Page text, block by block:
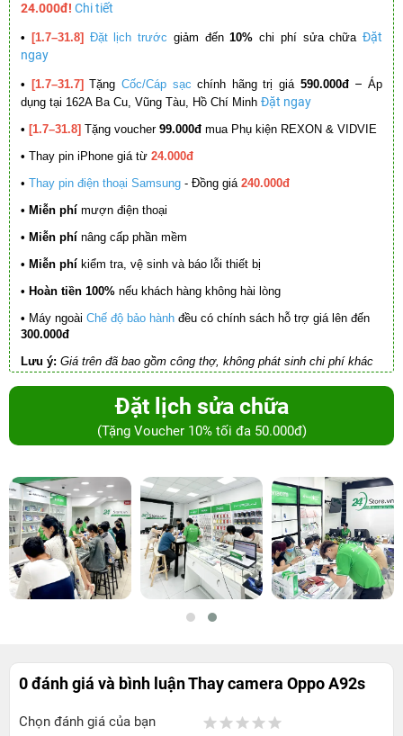
24.000đ! Chi tiết
• [1.7–31.8] Đặt lịch trước giảm đến10% chi phí sửa chữa Đặt
ngay
• [1.7–31.7] Tặng Cốc/Cáp sạc chính hãng trị giá 590.000đ –Áp
dụng tại 162A Ba Cu, Vũng Tàu, Hồ Chí Minh Đặt ngay
• [1.7–31.8] Tặng voucher 99.000đ mua Phụ kiện REXON & VIDVIE
• Thay pin iPhone giá từ 24.000đ
• Thay pin điện thoại Samsung - Đồng giá 240.000đ
• Miễn phí mượn điện thoại
• Miễn phí nâng cấp phần mềm
• Miễn phí kiểm tra, vệ sinh và báo lỗi thiết bị
• Hoàn tiền 100% nếu khách hàng không hài lòng
• Máy ngoài Chế độ bảo hành đều có chính sách hỗ trợ giá lên đến
300.000đ
Lưu ý: Giá trên đã bao gồm công thợ, không phát sinh chi phí khác
Đặt lịch sửa chữa
(Tặng Voucher 10% tối đa 50.000đ)
0 đánh giá và bình luậnThay camera Oppo A92s
Chọn đánh giá của bạn